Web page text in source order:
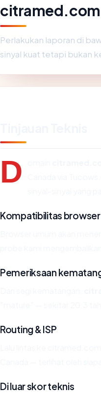
citramed.com
Perlakukan laporan di
sinyal kuat tetapi bukan
D
Kompatibilitas browser
Pemeriksaan
Routing & ISP
Di luar skor teknis